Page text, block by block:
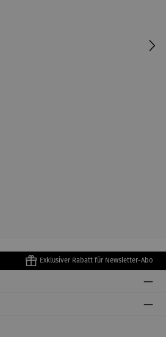
Exklusiver Rabatt für Newsletter-Abo